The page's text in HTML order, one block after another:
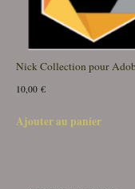
Nick Collection pour
10,00€
Ajouter au panier